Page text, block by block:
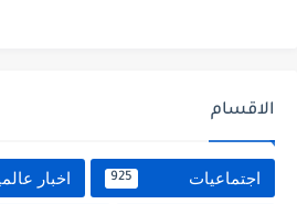
الاقسام
اجتماعيات 925 اخبار